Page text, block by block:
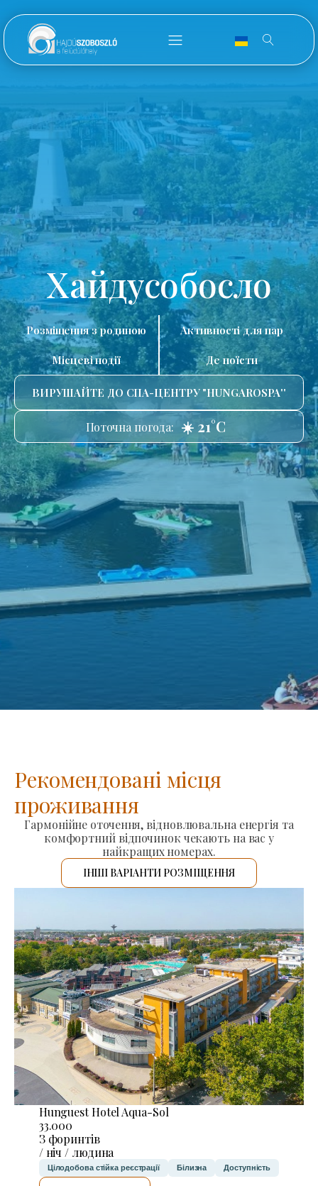
Хайдусобосло
Розміщення з родиною Активності для пар
Місцеві події Де поїсти
ВИРУШАЙТЕ ДО СПА-ЦЕНТРУ "HUNGAROSPA''
Поточна погода: ☀️ 21°C
Рекомендовані місця
проживання
Гармонійне оточення, відновлювальна енергія та
комфортний відпочинок чекають на вас у
найкращих номерах.
ІНШІ ВАРІАНТИ РОЗМІЩЕННЯ
Hunguest Hotel Aqua-Sol
33.000
З форинтів
/ ніч / людина
Цілодобова стійка реєстрації Білизна Доступність